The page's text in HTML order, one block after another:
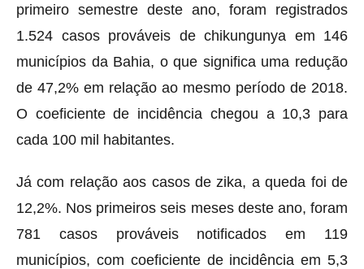
primeiro semestre deste ano, foram registrados
1.524 casos prováveis de chikungunya em 146
municípios da Bahia, o que significa uma redução
de 47,2% em relação ao mesmo período de 2018.
O coeficiente de incidência chegou a 10,3 para
cada 100 mil habitantes.
Já com relação aos casos de zika, a queda foi de
12,2%. Nos primeiros seis meses deste ano, foram
781 casos prováveis notificados em 119
municípios, com coeficiente de incidência em 5,3